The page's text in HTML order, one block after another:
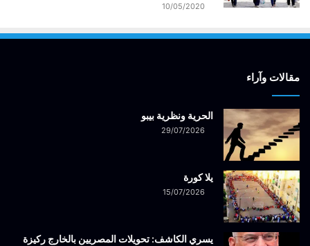
10/05/2020
مقالات وآراء
الحرية ونظرية بيبو
29/07/2026
يلا كورة
15/07/2026
يسري الكاشف: تحويلات المصريين بالخارج ركيزة